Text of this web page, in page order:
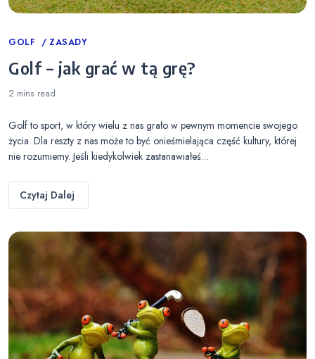
Categories
GOLF ZASADY
Golf – jak grać w tą grę?
2 mins read
Golf to sport, w który wielu z nas grało w pewnym momencie swojego
życia. Dla reszty z nas może to być onieśmielająca część kultury, której
nie rozumiemy. Jeśli kiedykolwiek zastanawiałeś…
Czytaj Dalej